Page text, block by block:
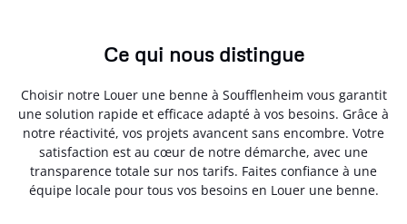
Ce qui nous distingue
Choisir notre Louer une benne à Soufflenheim vous garantit
une solution rapide et efficace adapté à vos besoins. Grâce à
notre réactivité, vos projets avancent sans encombre. Votre
satisfaction est au cœur de notre démarche, avec une
transparence totale sur nos tarifs. Faites confiance à une
équipe locale pour tous vos besoins en Louer une benne.